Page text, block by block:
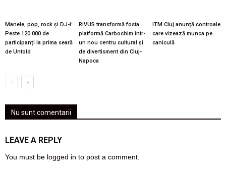
Manele, pop, rock și DJ-i:
Peste 120 000 de
participanți la prima seară
de Untold
RIVUS transformă fosta
platformă Carbochim într-
un nou centru cultural și
de divertisment din Cluj-
Napoca
ITM Cluj anunță controale
care vizează munca pe
caniculă
Nu sunt comentarii
LEAVE A REPLY
You must be logged in to post a comment.